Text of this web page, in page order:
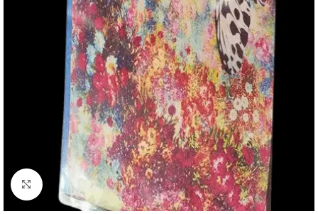
Click to enlarge